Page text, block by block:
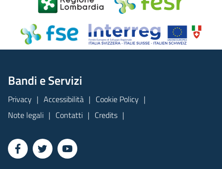
Bandi e Servizi
Privacy Accessibilità
Cookie Policy
Note legali
Contatti Credits